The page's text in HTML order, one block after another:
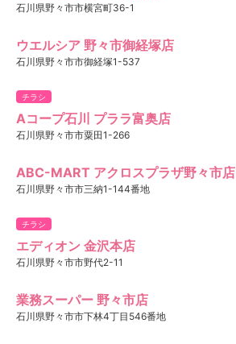
石川県野々市市横宮町36-1
ウエルシア 野々市御経塚店
石川県野々市市御経塚1-537
チラシ
Aコープ石川 プララ富奥店
石川県野々市市粟田1-266
ABC-MART アクロスプラザ野々市店
石川県野々市市三納1-144番地
チラシ
エディオン 金沢本店
石川県野々市市野代2-11
業務スーパー 野々市店
石川県野々市市下林4丁目546番地